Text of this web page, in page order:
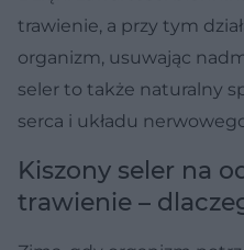
trawienie, a przy tym
organizm, usuwając
seler to także naturalny
serca i układu
Kiszony seler na
trawienie –